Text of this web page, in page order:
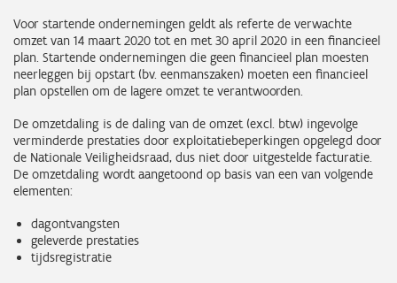
Voor startende ondernemingen geldt als referte de verwachte
omzet van 14 maart 2020 tot en met 30 april 2020 in een financieel
plan. Startende ondernemingen die geen financieel plan moesten
neerleggen bij opstart (bv. eenmanszaken) moeten een financieel
plan opstellen om de lagere omzet te verantwoorden.
De omzetdaling is de daling van de omzet (excl. btw) ingevolge
verminderde prestaties door exploitatiebeperkingen opgelegd door
de Nationale Veiligheidsraad, dus niet door uitgestelde facturatie.
De omzetdaling wordt aangetoond op basis van een van volgende
elementen:
dagontvangsten
geleverde prestaties
tijdsregistratie